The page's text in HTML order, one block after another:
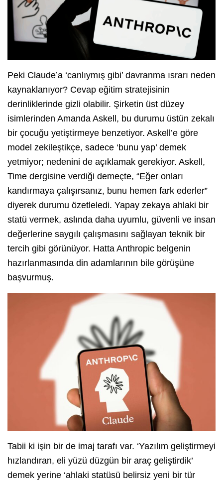
Peki Claude’a ‘canlıymış gibi’ davranma ısrarı neden
kaynaklanıyor? Cevap eğitim stratejisinin
derinliklerinde gizli olabilir. Şirketin üst düzey
isimlerinden Amanda Askell, bu durumu üstün zekalı
bir çocuğu yetiştirmeye benzetiyor. Askell’e göre
model zekileştikçe, sadece ‘bunu yap’ demek
yetmiyor; nedenini de açıklamak gerekiyor. Askell,
Time dergisine verdiği demeçte, “Eğer onları
kandırmaya çalışırsanız, bunu hemen fark ederler”
diyerek durumu özetleledi. Yapay zekaya ahlaki bir
statü vermek, aslında daha uyumlu, güvenli ve insan
değerlerine saygılı çalışmasını sağlayan teknik bir
tercih gibi görünüyor. Hatta Anthropic belgenin
hazırlanmasında din adamlarının bile görüşüne
başvurmuş.
Tabii ki işin bir de imaj tarafı var. ‘Yazılım geliştirmeyi
hızlandıran, eli yüzü düzgün bir araç geliştirdik’
demek yerine ‘ahlaki statüsü belirsiz yeni bir tür